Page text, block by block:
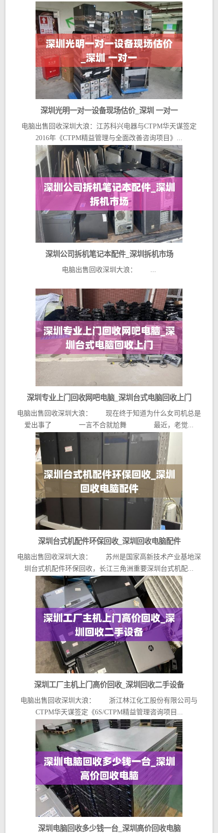
深圳光明一对一设备现场估价_深圳 一对一
电脑出售回收深圳大浪：江苏科兴电器与CTPM华天谋签定
2016年《CTPM精益管理与全面改善咨询项目》...
深圳公司拆机笔记本配件_深圳拆机市场
电脑出售回收深圳大浪： ...
深圳专业上门回收网吧电脑_深圳台式电脑回收上门
电脑出售回收深圳大浪： 现在终于知道为什么女司机总是
爱出事了 一言不合就尬舞 最近，老觉...
深圳台式机配件环保回收_深圳回收电脑配件
电脑出售回收深圳大浪： 苏州是国家高新技术产业基地深
圳台式机配件环保回收，长江三角洲重要深圳台式机配...
深圳工厂主机上门高价回收_深圳回收二手设备
电脑出售回收深圳大浪： 浙江林江化工股份有限公司与
CTPM华天谋签定《6S/CTPM精益管理咨询项目...
深圳电脑回收多少钱一台_深圳高价回收电脑